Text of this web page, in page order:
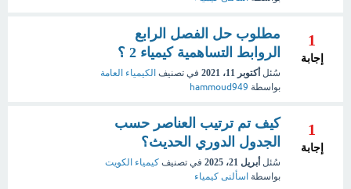
1
إجابة
مطلوب حل الفصل الرابع
الروابط التساهمية كيمياء 2 ؟
سُئل أكتوبر 11، 2021 في تصنيف الكيمياء العامة
بواسطة hammoud949
1
إجابة
كيف تم ترتيب العناصر حسب
الجدول الدوري الحديث؟
سُئل أبريل 21، 2025 في تصنيف كيمياء الكويت
بواسطة اسألنى كيمياء